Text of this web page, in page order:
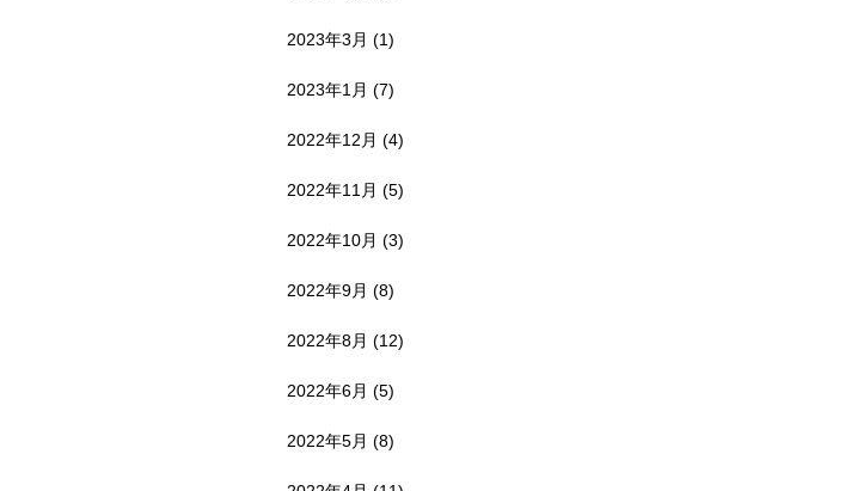
2023年3月 (1)
2023年1月 (7)
2022年12月 (4)
2022年11月 (5)
2022年10月 (3)
2022年9月 (8)
2022年8月 (12)
2022年6月 (5)
2022年5月 (8)